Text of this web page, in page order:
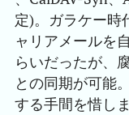
定)。ガラケー時
ャリアメールを
らいだったが、
との同期が可能
する手間を惜し